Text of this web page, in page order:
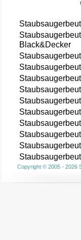
Black&Decker
Copyright © 2005 - 2026